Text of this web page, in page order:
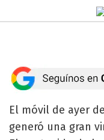
El móvil de ayer
generó una gran